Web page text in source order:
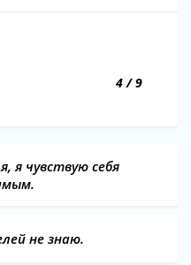
4 / 9
я чувствую себя
не знаю.